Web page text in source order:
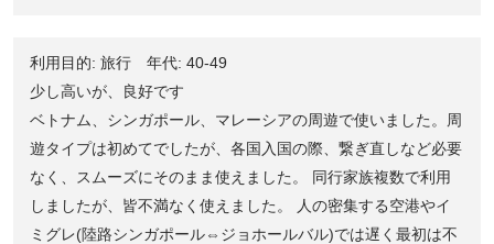
利用目的: 旅行 年代: 40-49
少し高いが、良好です
ベトナム、シンガポール、マレーシアの周遊で使いました。周
遊タイプは初めてでしたが、各国入国の際、繋ぎ直しなど必要
なく、スムーズにそのまま使えました。 同行家族複数で利用
しましたが、皆不満なく使えました。 人の密集する空港やイ
ミグレ(陸路シンガポール⇔ジョホールバル)では遅く最初は不